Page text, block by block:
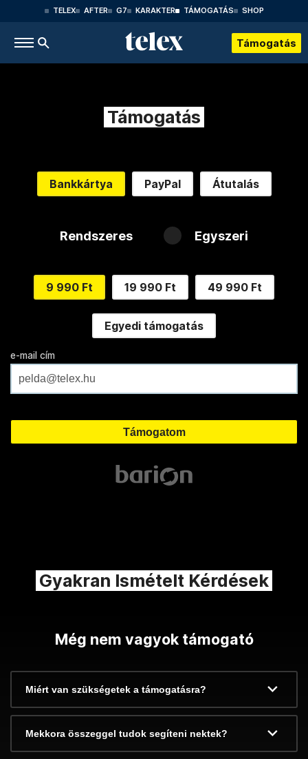
TELEX AFTER G7 KARAKTER TÁMOGATÁS SHOP
Támogatás
Támogatás
Bankkártya PayPal Átutalás
Rendszeres Egyszeri
9 990 Ft 19 990 Ft 49 990 Ft
Egyedi támogatás
e-mail cím
Gyakran Ismételt Kérdések
Még nem vagyok támogató
Miért van szükségetek a támogatásra?
Mekkora összeggel tudok segíteni nektek?